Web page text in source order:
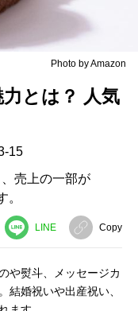
Photo by Amazon
とは？ 人気
15
売上の一部が
。
LINE Copy
や熨斗、メッセージカ
結婚祝いや出産祝い、